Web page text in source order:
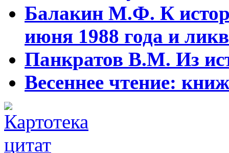
Балакин М.Ф. К
июня 1988 года и
Панкратов В.М. Из
Весеннее чтение: